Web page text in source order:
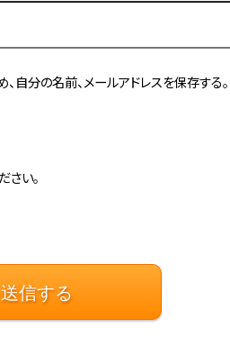
自分の名前、メールアドレスを保存する。
さい。